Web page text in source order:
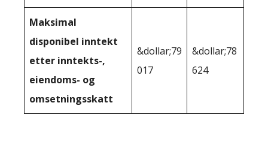
Maksimal
disponibel inntekt
etter inntekts-,
eiendoms- og
omsetningsskatt
&dollar;79
017
&dollar;78
624